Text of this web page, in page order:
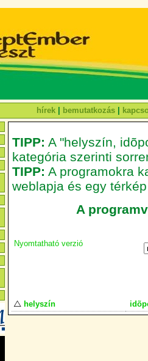
hírek bemutatkozás
TIPP: A "helyszín,
kategória szerinti
TIPP: A programokra
weblapja és egy
A
Nyomtatható verzió
helyszín